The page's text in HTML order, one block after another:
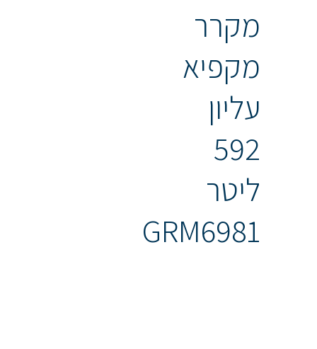
מקרר
‏מקפיא
עליון
‏592
‏ליטר
GRM6981